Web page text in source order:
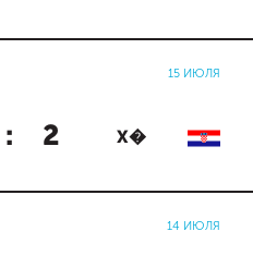
15 ИЮЛЯ
: 2 Х�
14 ИЮЛЯ